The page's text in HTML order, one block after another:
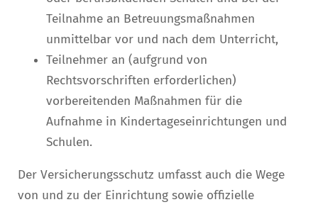
Teilnahme an Betreuungsmaßnahmen
unmittelbar vor und nach dem Unterricht,
Teilnehmer an (aufgrund von
Rechtsvorschriften erforderlichen)
vorbereitenden Maßnahmen für die
Aufnahme in Kindertageseinrichtungen und
Schulen.
Der Versicherungsschutz umfasst auch die Wege
von und zu der Einrichtung sowie offizielle